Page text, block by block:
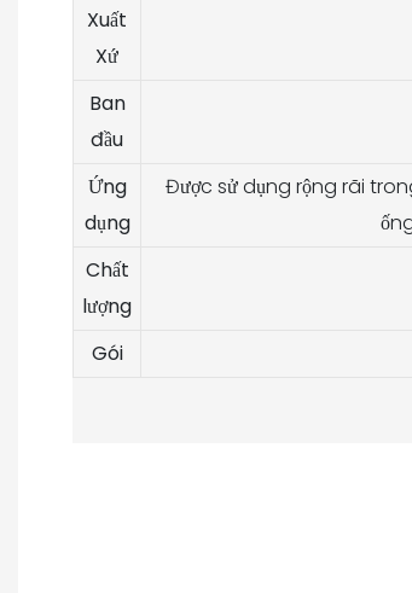
Xuất
Xứ
Ban
đầu
Ứng
dụng
Được sử dụng rộng rãi
Chất
lượng
Gói